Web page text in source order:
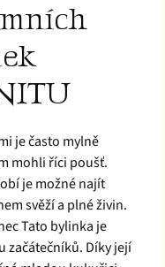
je často mylně
mohli říci poušť.
je možné najít
svěží a plné živin.
Tato bylinka je
začátečníků. Díky její